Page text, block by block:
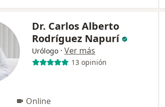
Dr. Carlos Alberto
Rodríguez Napurí
Urólogo · Ver más
13 opinión
Online